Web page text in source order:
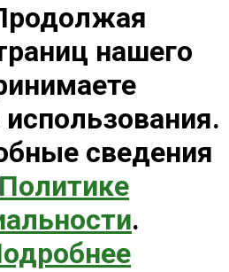
нашего
сведения
.